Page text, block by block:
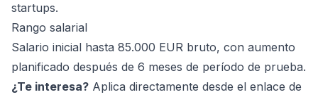
startups.
Rango salarial
Salario inicial hasta 85.000 EUR bruto, con aumento
planificado después de 6 meses de período de prueba.
¿Te interesa? Aplica directamente desde el enlace de